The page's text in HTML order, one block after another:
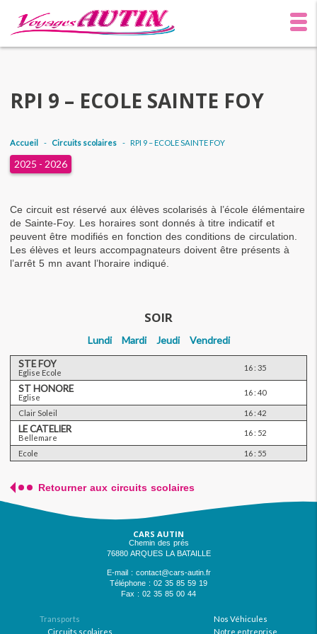
RPI 9 – ECOLE SAINTE FOY
Accueil - Circuits scolaires - RPI 9 – ECOLE SAINTE FOY
2025 - 2026
Ce circuit est réservé aux élèves scolarisés à l’école élémentaire
de Sainte-Foy. Les horaires sont donnés à titre indicatif et
peuvent être modifiés en fonction des conditions de circulation.
Les élèves et leurs accompagnateurs doivent être présents à
l’arrêt 5 mn avant l’horaire indiqué.
SOIR
Lundi Mardi Jeudi Vendredi
STE FOY
Eglise Ecole
16 : 35
ST HONORE
Eglise
16 : 40
Clair Soleil 16 : 42
LE CATELIER
Bellemare
16 : 52
Ecole 16 : 55
Retourner aux circuits scolaires
CARS AUTIN
Chemin des prés
76880 ARQUES LA BATAILLE
E-mail : contact@cars-autin.fr
Téléphone : 02 35 85 59 19
Fax : 02 35 85 00 44
Transports
Circuits scolaires
Nos Véhicules
Notre entreprise